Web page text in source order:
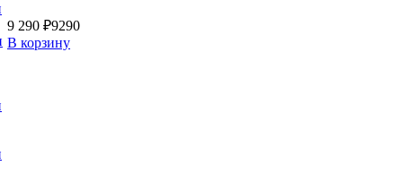
9 290 ₽9290
В корзину